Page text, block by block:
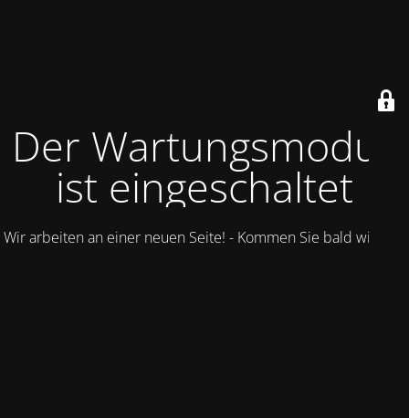
Der Wartungsmodus
ist eingeschaltet
Wir arbeiten an einer neuen Seite! - Kommen Sie bald wieder.